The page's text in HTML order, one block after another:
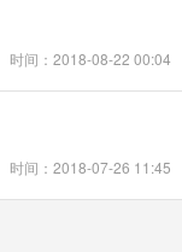
时间：2018-08-22 00:04
时间：2018-07-26 11:45